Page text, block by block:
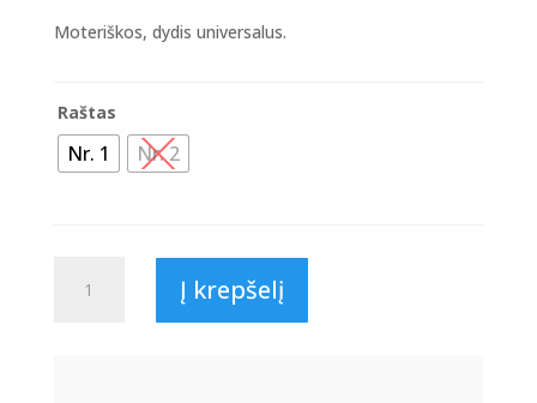
Moteriškos, dydis universalus.
Raštas
Nr. 1 Nr. 2
kiekis:
Į krepšelį